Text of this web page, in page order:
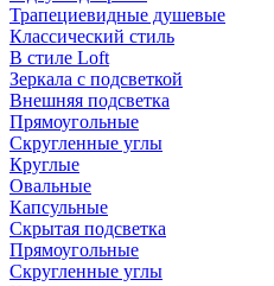
Трапециевидные душевые
Классический стиль
В стиле Loft
Зеркала с подсветкой
Внешняя подсветка
Прямоугольные
Скругленные углы
Круглые
Овальные
Капсульные
Скрытая подсветка
Прямоугольные
Скругленные углы